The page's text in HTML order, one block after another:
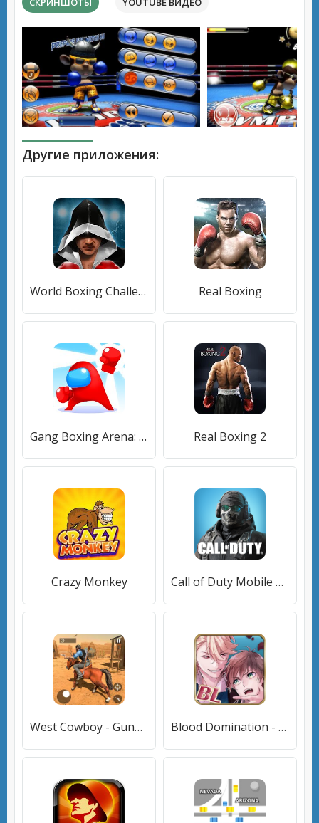
Другие приложения:
World Boxing Challenge Real Boxing
Gang Boxing Arena: 3D Бой Стикменов Real Boxing 2
Crazy Monkey Call of Duty Mobile Сезон 5
West Cowboy - Gunfighter Game Blood Domination - BL Game